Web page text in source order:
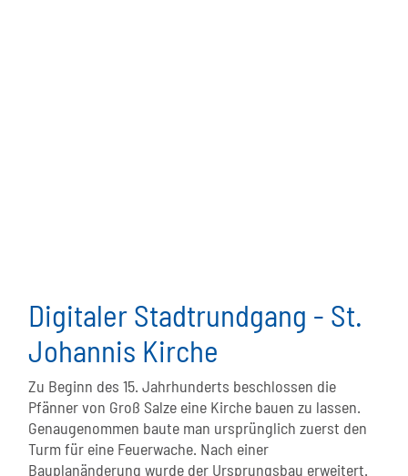
Digitaler Stadtrundgang - St.
Johannis Kirche
Zu Beginn des 15. Jahrhunderts beschlossen die
Pfänner von Groß Salze eine Kirche bauen zu lassen.
Genaugenommen baute man ursprünglich zuerst den
Turm für eine Feuerwache. Nach einer
Bauplanänderung wurde der Ursprungsbau erweitert.